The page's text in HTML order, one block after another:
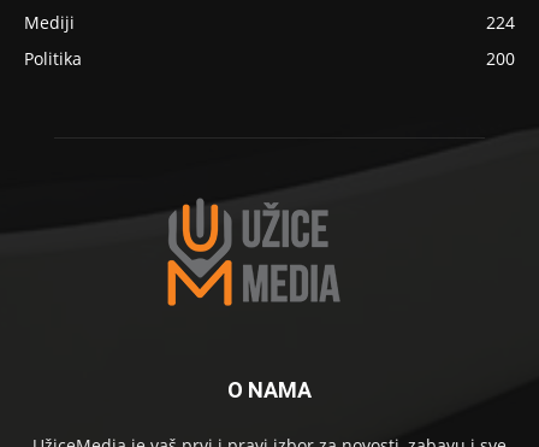
Mediji
224
Politika
200
O NAMA